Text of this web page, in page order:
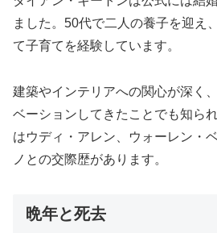
ました。50代で二人の養子を迎え
て子育てを経験しています。
建築やインテリアへの関心が深く
ベーションしてきたことでも知ら
はウディ・アレン、ウォーレン・
ノとの交際歴があります。
晩年と死去